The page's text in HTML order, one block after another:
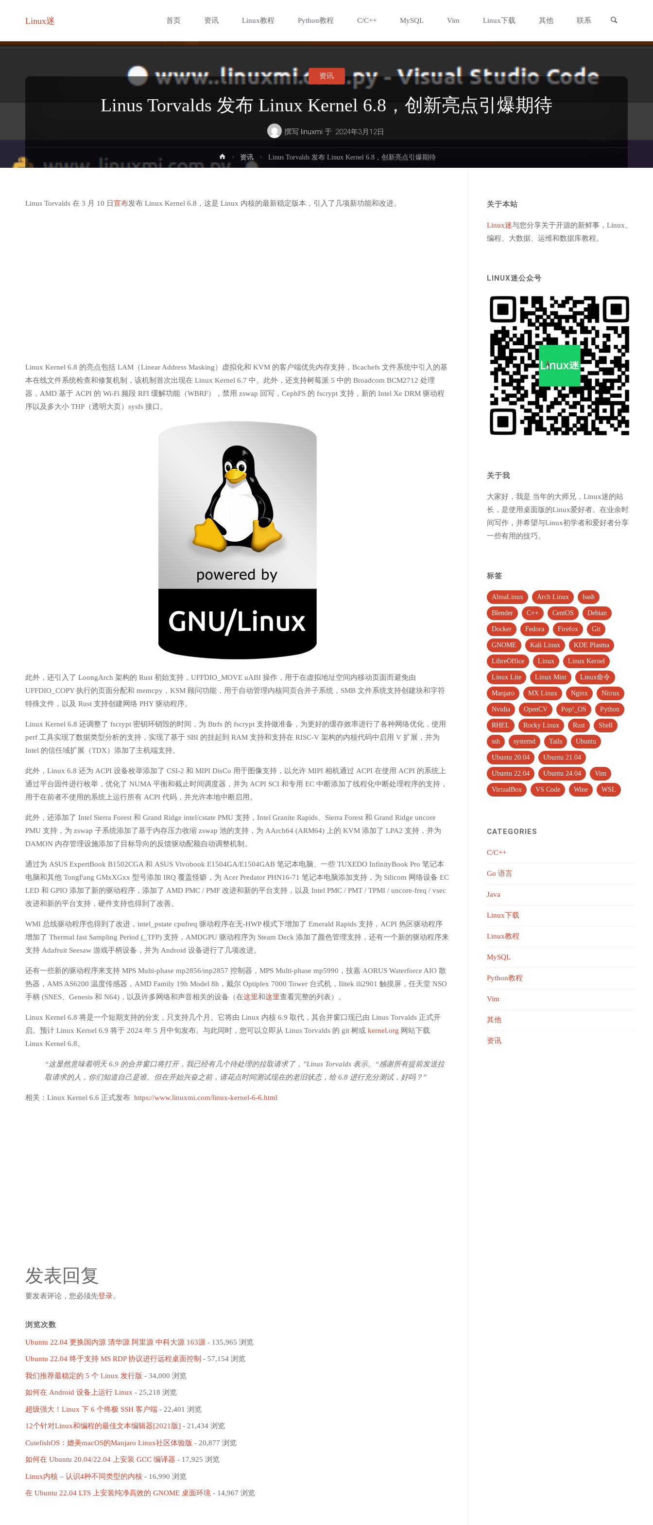
Linux迷
容
首页 资讯 Linux教程 Python教程 C/C++ MySQL Vim Linux下载 其他 联系
Linus Torvalds 发布 Linux Kernel 6.8，创新亮点引爆期待
撰写 linuxmi 于 2024年3月12日
资讯
首
页
资讯 Linus Torvalds 发布 Linux Kernel 6.8，创新亮点引爆期待
Linus Torvalds 在 3 月 10 日 宣布发布 Linux Kernel 6.8，这是 Linux 内核的最新稳定版本，引入了几项新功能和改进。
Linux Kernel 6.8 的亮点包括 LAM（Linear Address Masking）虚拟化和 KVM 的客户端优先内存支持，Bcachefs 文件系统中引入的基
本在线文件系统检查和修复机制，该机制首次出现在 Linux Kernel 6.7 中。此外，还支持树莓派 5 中的 Broadcom BCM2712 处理
器，AMD 基于 ACPI 的 Wi-Fi 频段 RFI 缓解功能（WBRF），禁用 zswap 回写，CephFS 的 fscrypt 支持，新的 Intel Xe DRM 驱动程
序以及多大小 THP（透明大页）sysfs 接口。
此外，还引入了 LoongArch 架构的 Rust 初始支持，UFFDIO_MOVE uABI 操作，用于在虚拟地址空间内移动页面而避免由
UFFDIO_COPY 执行的页面分配和 memcpy，KSM 顾问功能，用于自动管理内核同页合并子系统，SMB 文件系统支持创建块和字符
特殊文件，以及 Rust 支持创建网络 PHY 驱动程序。
Linux Kernel 6.8 还调整了 fscrypt 密钥环销毁的时间，为 Btrfs 的 fscrypt 支持做准备，为更好的缓存效率进行了各种网络优化，使用
perf 工具实现了数据类型分析的支持，实现了基于 SBI 的挂起到 RAM 支持和支持在 RISC-V 架构的内核代码中启用 V 扩展，并为
Intel 的信任域扩展（TDX）添加了主机端支持。
此外，Linux 6.8 还为 ACPI 设备枚举添加了 CSI-2 和 MIPI DisCo 用于图像支持，以允许 MIPI 相机通过 ACPI 在使用 ACPI 的系统上
通过平台固件进行枚举，优化了 NUMA 平衡和截止时间调度器，并为 ACPI SCI 和专用 EC 中断添加了线程化中断处理程序的支持，
用于在前者不使用的系统上运行所有 ACPI 代码，并允许本地中断启用。
此外，还添加了 Intel Sierra Forest 和 Grand Ridge intel/cstate PMU 支持，Intel Granite Rapids、Sierra Forest 和 Grand Ridge uncore
PMU 支持，为 zswap 子系统添加了基于内存压力收缩 zswap 池的支持，为 AArch64 (ARM64) 上的 KVM 添加了 LPA2 支持，并为
DAMON 内存管理设施添加了目标导向的反馈驱动配额自动调整机制。
通过为 ASUS ExpertBook B1502CGA 和 ASUS Vivobook E1504GA/E1504GAB 笔记本电脑、一些 TUXEDO InfinityBook Pro 笔记本
电脑和其他 TongFang GMxXGxx 型号添加 IRQ 覆盖怪癖，为 Acer Predator PHN16-71 笔记本电脑添加支持，为 Silicom 网络设备 EC
LED 和 GPIO 添加了新的驱动程序，添加了 AMD PMC / PMF 改进和新的平台支持，以及 Intel PMC / PMT / TPMI / uncore-freq / vsec
改进和新的平台支持，硬件支持也得到了改善。
WMI 总线驱动程序也得到了改进，intel_pstate cpufreq 驱动程序在无-HWP 模式下增加了 Emerald Rapids 支持，ACPI 热区驱动程序
增加了 Thermal fast Sampling Period (_TFP) 支持，AMDGPU 驱动程序为 Steam Deck 添加了颜色管理支持，还有一个新的驱动程序来
支持 Adafruit Seesaw 游戏手柄设备，并为 Android 设备进行了几项改进。
还有一些新的驱动程序来支持 MPS Multi-phase mp2856/mp2857 控制器，MPS Multi-phase mp5990，技嘉 AORUS Waterforce AIO 散
热器，AMS AS6200 温度传感器，AMD Family 19h Model 8h，戴尔 Optiplex 7000 Tower 台式机，Ilitek ili2901 触摸屏，任天堂 NSO
手柄 (SNES、Genesis 和 N64)，以及许多网络和声音相关的设备（在这里和这里查看完整的列表）。
Linux Kernel 6.8 将是一个短期支持的分支，只支持几个月。它将由 Linux 内核 6.9 取代，其合并窗口现已由 Linus Torvalds 正式开
启。预计 Linux Kernel 6.9 将于 2024 年 5 月中旬发布。与此同时，您可以立即从 Linus Torvalds 的 git 树或 kernel.org 网站下载
Linux Kernel 6.8。
“这显然意味着明天 6.9 的合并窗口将打开，我已经有几个待处理的拉取请求了，”Linus Torvalds 表示。“感谢所有提前发送拉
取请求的人，你们知道自己是谁。但在开始兴奋之前，请花点时间测试现在的老旧状态，给 6.8 进行充分测试，好吗？”
相关：Linux Kernel 6.6 正式发布 https://www.linuxmi.com/linux-kernel-6-6.html
发表回复
要发表评论，您必须先登录。
浏览次数
Ubuntu 22.04 更换国内源 清华源 阿里源 中科大源 163源 - 135,965 浏览
Ubuntu 22.04 终于支持 MS RDP 协议进行远程桌面控制 - 57,154 浏览
我们推荐最稳定的 5 个 Linux 发行版 - 34,000 浏览
如何在 Android 设备上运行 Linux - 25,218 浏览
超级强大！Linux 下 6 个终极 SSH 客户端 - 22,401 浏览
12个针对Linux和编程的最佳文本编辑器[2021版] - 21,434 浏览
CutefishOS：媲美macOS的Manjaro Linux社区体验版 - 20,877 浏览
如何在 Ubuntu 20.04/22.04 上安装 GCC 编译器 - 17,925 浏览
Linux内核 – 认识4种不同类型的内核 - 16,990 浏览
在 Ubuntu 22.04 LTS 上安装纯净高效的 GNOME 桌面环境 - 14,967 浏览
关于本站
Linux迷与您分享关于开源的新鲜事，Linux、
编程、大数据、运维和数据库教程。
LINUX迷公众号
关于我
大家好，我是 当年的大师兄，Linux迷的站
长，是使用桌面版的Linux爱好者。在业余时
间写作，并希望与Linux初学者和爱好者分享
一些有用的技巧。
标签
AlmaLinux Arch Linux bash
Blender C++ CentOS Debian
Docker Fedora Firefox Git
GNOME Kali Linux KDE Plasma
LibreOffice Linux Linux Kernel
Linux Lite Linux Mint Linux命令
Manjaro MX Linux Nginx Nitrux
Nvidia OpenCV Pop!_OS Python
RHEL Rocky Linux Rust Shell
ssh systemd Tails Ubuntu
Ubuntu 20.04 Ubuntu 21.04
Ubuntu 22.04 Ubuntu 24.04 Vim
VirtualBox VS Code Wine WSL
CATEGORIES
C/C++
Go 语言
Java
Linux下载
Linux教程
MySQL
Python教程
Vim
其他
资讯